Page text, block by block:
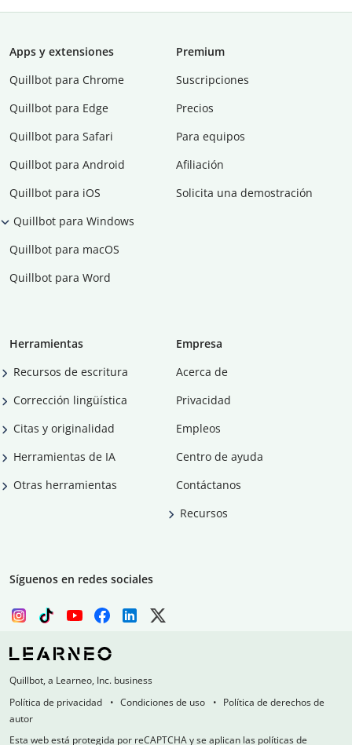
Apps y extensiones
Quillbot para Chrome
Quillbot para Edge
Quillbot para Safari
Quillbot para Android
Quillbot para iOS
Quillbot para Windows
Quillbot para macOS
Quillbot para Word
Premium
Suscripciones
Precios
Para equipos
Afiliación
Solicita una demostración
Herramientas
Recursos de escritura
Corrección lingüística
Citas y originalidad
Herramientas de IA
Otras herramientas
Empresa
Acerca de
Privacidad
Empleos
Centro de ayuda
Contáctanos
Recursos
Síguenos en redes sociales
Quillbot, a Learneo, Inc. business
Política de privacidad
Condiciones de uso
Política de derechos de
autor
Esta web está protegida por reCAPTCHA y se aplican las políticas de